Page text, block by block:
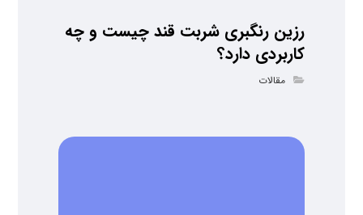
رزین رنگبری شربت قند چیست و چه
کاربردی دارد؟
مقالات